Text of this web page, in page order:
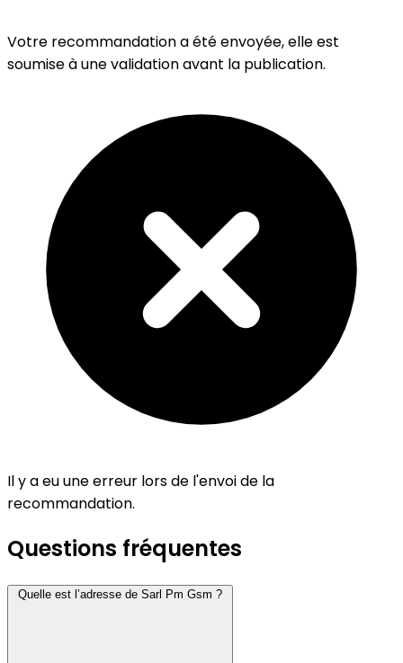
Votre recommandation a été envoyée, elle est
soumise à une validation avant la publication.
Il y a eu une erreur lors de l'envoi de la
recommandation.
Questions fréquentes
Quelle est l’adresse de Sarl Pm Gsm ?